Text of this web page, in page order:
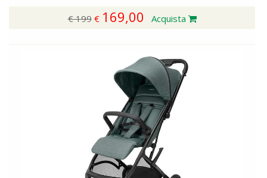
€ 199€ 169,00 Acquista